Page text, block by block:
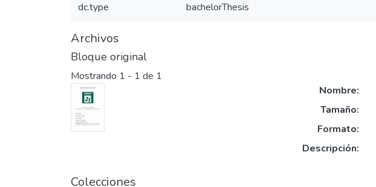
dc.type bachelorThesis
Archivos
Bloque original
Mostrando 1 - 1 de 1
Nombre:
Tamaño:
Formato:
Descripción:
Colecciones